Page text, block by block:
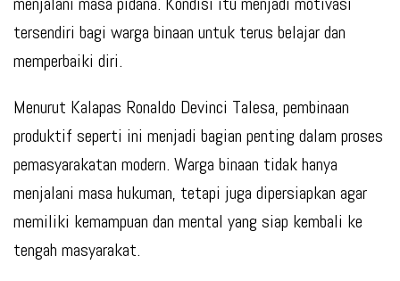
tersendiri bagi warga binaan untuk terus belajar dan
memperbaiki diri.
Menurut Kalapas Ronaldo Devinci Talesa, pembinaan
produktif seperti ini menjadi bagian penting dalam proses
pemasyarakatan modern. Warga binaan tidak hanya
menjalani masa hukuman, tetapi juga dipersiapkan agar
memiliki kemampuan dan mental yang siap kembali ke
tengah masyarakat.